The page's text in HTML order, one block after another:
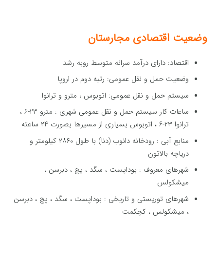
وضعیت اقتصادیمجارستان
اقتصاد: دارای درآمد سرانه متوسط روبه رشد
وضعیت حمل و نقل عمومی: رتبه دوم در اروپا
سیستم حمل و نقل عمومی: اتوبوس ، مترو و ترانوا
ساعات کار سیستم حمل و نقل عمومی شهری : مترو ۲۳-۶ ،
ترانوا ۲۳-۶ ، اتوبوس بسیاری از مسیرها بصورت ۲۴ ساعته
منابع آبی : رودخانه دانوب (دنا) با طول ۲۸۶۰ كیلومتر و
دریاچه بالاتون
شهرهای معروف : بوداپست ، سگد ، پچ ، دبرسن ،
میشكولس
شهرهای توریستی و تاریخی : بوداپست ، سگد ، پچ ، دبرسن
، میشكولس ، کچکمت